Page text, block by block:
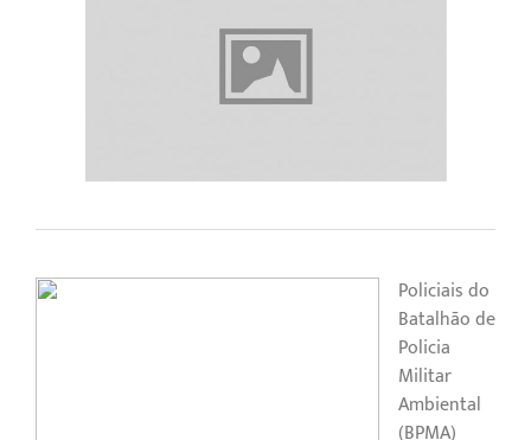
Policiais do
Batalhão de
Policia
Militar
Ambiental
(BPMA)